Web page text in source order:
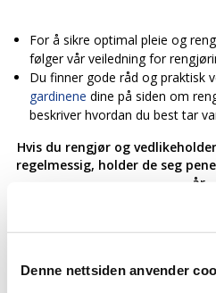
Denne nettsiden anvender
For å sikre optimal pleie og
følger vår veiledning for
Du finner gode råd og praktisk
gardinene dine på siden om
beskriver hvordan du best tar
Hvis du rengjør og
regelmessig, holder de seg
år.